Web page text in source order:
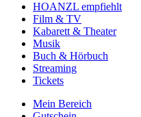
HOANZL empfiehlt
Film & TV
Kabarett & Theater
Musik
Buch & Hörbuch
Streaming
Tickets
Mein Bereich